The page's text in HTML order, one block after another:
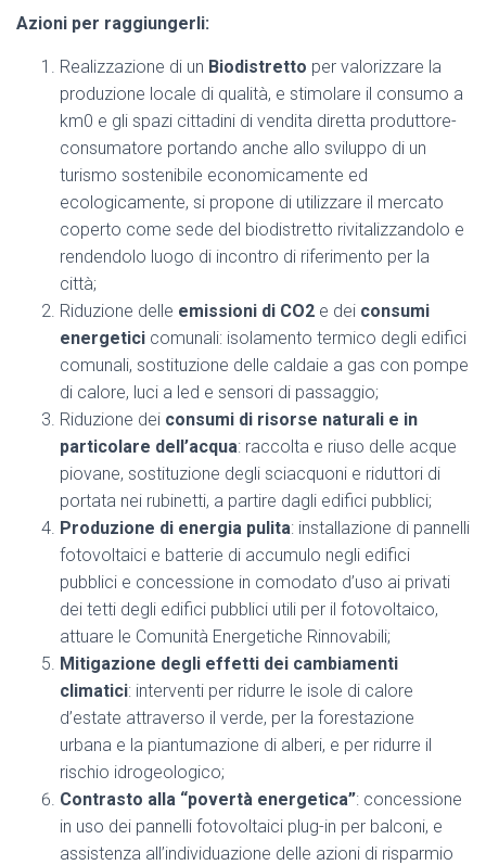
Azioni per raggiungerli:
Realizzazione di un Biodistretto per valorizzare la
produzione locale di qualità, e stimolare il consumo a
km0 e gli spazi cittadini di vendita diretta produttore-
consumatore portando anche allo sviluppo di un
turismo sostenibile economicamente ed
ecologicamente, si propone di utilizzare il mercato
coperto come sede del biodistretto rivitalizzandolo e
rendendolo luogo di incontro di riferimento per la
città;
Riduzione delle emissioni di CO2 e dei consumi
energetici comunali: isolamento termico degli edifici
comunali, sostituzione delle caldaie a gas con pompe
di calore, luci a led e sensori di passaggio;
Riduzione dei consumi di risorse naturali e in
particolare dell’acqua: raccolta e riuso delle acque
piovane, sostituzione degli sciacquoni e riduttori di
portata nei rubinetti, a partire dagli edifici pubblici;
Produzione di energia pulita: installazione di pannelli
fotovoltaici e batterie di accumulo negli edifici
pubblici e concessione in comodato d’uso ai privati
dei tetti degli edifici pubblici utili per il fotovoltaico,
attuare le Comunità Energetiche Rinnovabili;
Mitigazione degli effetti dei cambiamenti
climatici: interventi per ridurre le isole di calore
d’estate attraverso il verde, per la forestazione
urbana e la piantumazione di alberi, e per ridurre il
rischio idrogeologico;
Contrasto alla “povertà energetica”: concessione
in uso dei pannelli fotovoltaici plug-in per balconi, e
assistenza all’individuazione delle azioni di risparmio